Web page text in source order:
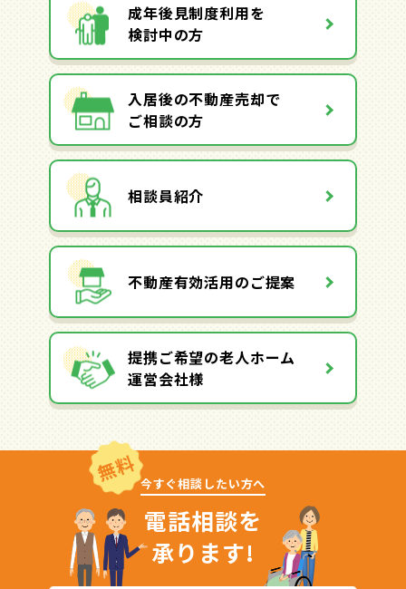
成年後見制度利用を
検討中の方
入居後の不動産売却で
ご相談の方
相談員紹介
不動産有効活用のご提案
提携ご希望の老人ホーム
運営会社様
無料 今すぐ相談したい方へ
電話相談を
承ります!